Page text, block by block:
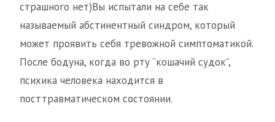
страшного нет)Вы испытали на себе так
называемый абстинентный синдром, который
может проявить себя тревожной симптоматикой.
После бодуна, когда во рту “кошачий судок”,
психика человека находится в
посттравматическом состоянии.